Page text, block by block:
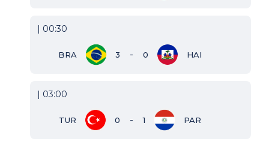
| 00:30
BRA 3 - 0 HAI
| 03:00
TUR 0 - 1 PAR